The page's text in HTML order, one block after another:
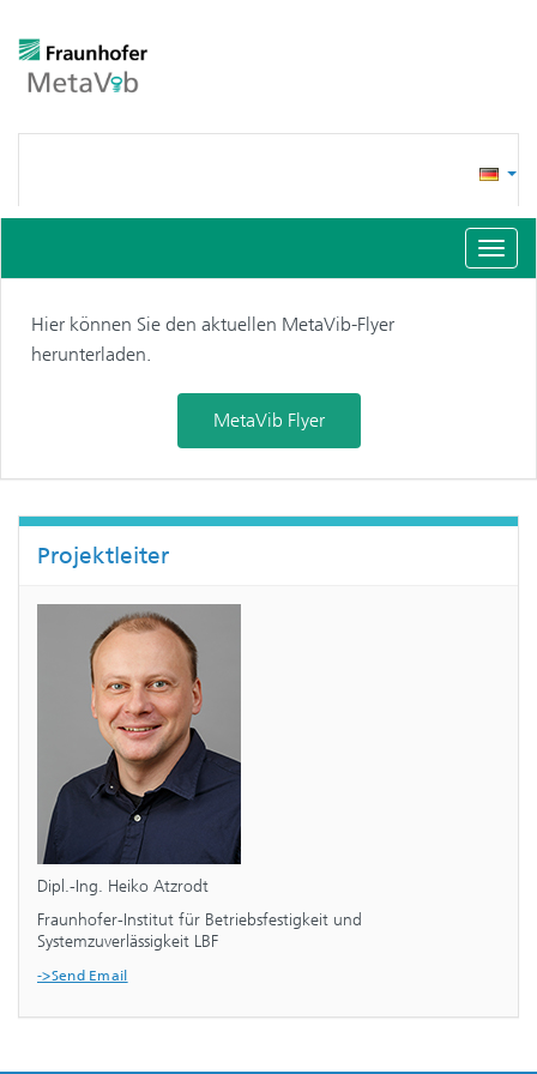
Hier können Sie den aktuellen MetaVib-Flyer
herunterladen.
MetaVib Flyer
Projektleiter
Dipl.-Ing. Heiko Atzrodt
Fraunhofer-Institut für Betriebsfestigkeit und
Systemzuverlässigkeit LBF
->Send Email